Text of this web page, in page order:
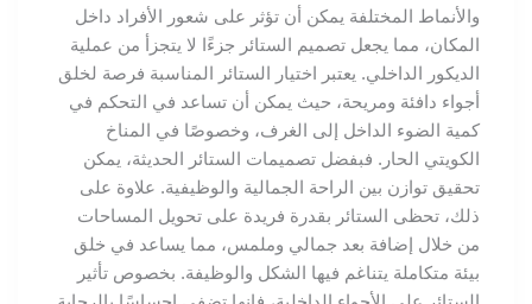
والأنماط المختلفة يمكن أن تؤثر على شعور الأفراد داخل
المكان، مما يجعل تصميم الستائر جزءًا لا يتجزأ من عملية
الديكور الداخلي. يعتبر اختيار الستائر المناسبة فرصة لخلق
أجواء دافئة ومريحة، حيث يمكن أن تساعد في التحكم في
كمية الضوء الداخل إلى الغرف، وخصوصًا في المناخ
الكويتي الحار. فبفضل تصميمات الستائر الحديثة، يمكن
تحقيق توازن بين الراحة الجمالية والوظيفية. علاوة على
ذلك، تحظى الستائر بقدرة فريدة على تحويل المساحات
من خلال إضافة بعد جمالي وملمس، مما يساعد في خلق
بيئة متكاملة يتناغم فيها الشكل والوظيفة. بخصوص تأثير